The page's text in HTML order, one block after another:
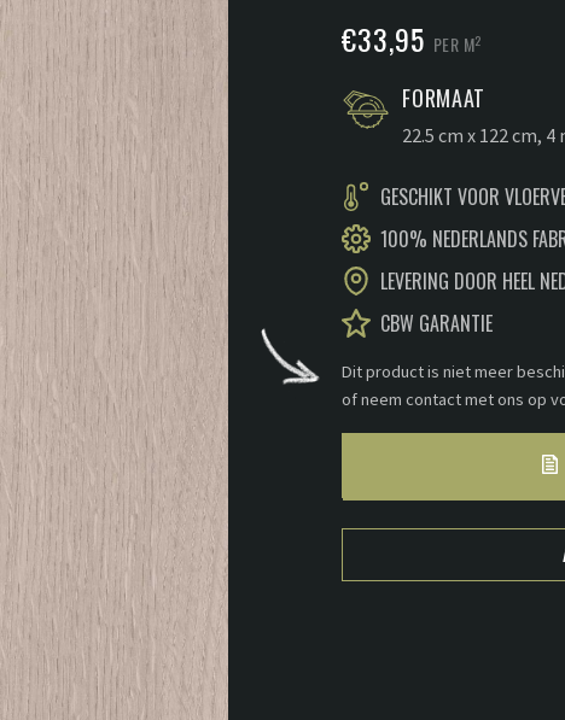
€33,95 PER M2
FORMAAT
22.5 cm x 122 cm, 4
GESCHIKT VOOR
100% NEDERLANDS
LEVERING DOOR HEEL
CBW GARANTIE
Dit product is niet meer
of neem contact met ons op